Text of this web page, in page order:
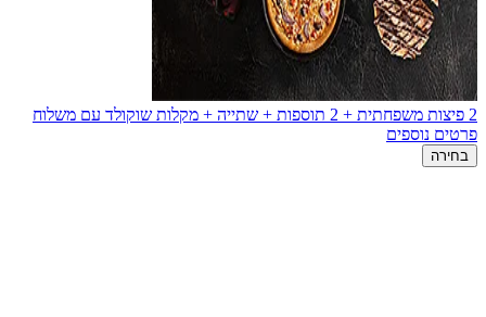
2 פיצות משפחתית + 2 תוספות + שתייה + מקלות שוקולד עם משלוח
פרטים נוספים
בחירה